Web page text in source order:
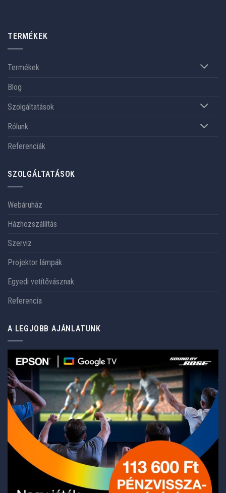
TERMÉKEK
Termékek
Blog
Szolgáltatások
Rólunk
Referenciák
SZOLGÁLTATÁSOK
Webáruház
Házhozszállítás
Szerviz
Projektor lámpák
Egyedi vetítővásznak
Referencia
A LEGJOBB AJÁNLATUNK